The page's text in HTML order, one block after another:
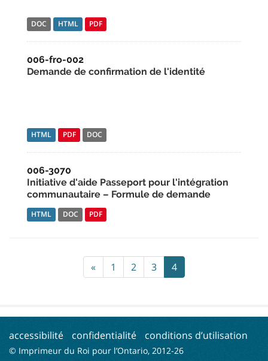
DOC HTML PDF
006-fro-002
Demande de confirmation de l'identité
HTML PDF DOC
006-3070
Initiative d'aide Passeport pour l'intégration
communautaire – Formule de demande
HTML DOC PDF
« 1 2 3 4
accessibilité confidentialité conditions d’utilisation
© Imprimeur du Roi pour l’Ontario, 2012-26